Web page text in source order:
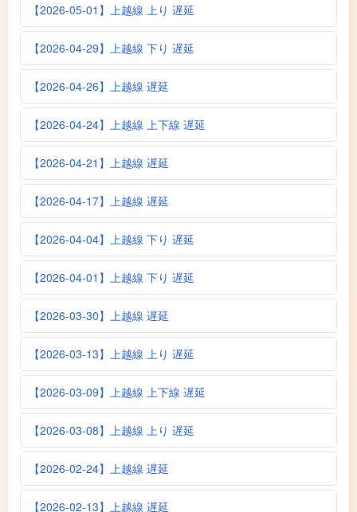
【2026-05-01】上越線 上り 遅延
【2026-04-29】上越線 下り 遅延
【2026-04-26】上越線 遅延
【2026-04-24】上越線 上下線 遅延
【2026-04-21】上越線 遅延
【2026-04-17】上越線 遅延
【2026-04-04】上越線 下り 遅延
【2026-04-01】上越線 下り 遅延
【2026-03-30】上越線 遅延
【2026-03-13】上越線 上り 遅延
【2026-03-09】上越線 上下線 遅延
【2026-03-08】上越線 上り 遅延
【2026-02-24】上越線 遅延
【2026-02-13】上越線 遅延